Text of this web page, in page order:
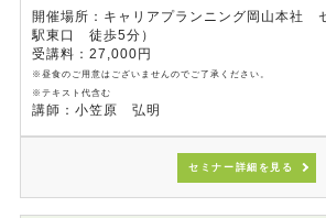
を強くするには何をすれば良いのかについて
た、ワークを通じて部下指導・育成における
有することで、自身の指導法を見直すことが
への準備として、指導育成スキルの向上を目
開催場所：キャリアプランニング岡山本社
駅東口 徒歩5分）
受講料：27,000円
※昼食のご用意はございませんのでご了承ください。
※テキスト代含む
講師：小笠原 弘明
セミナー詳細を見る